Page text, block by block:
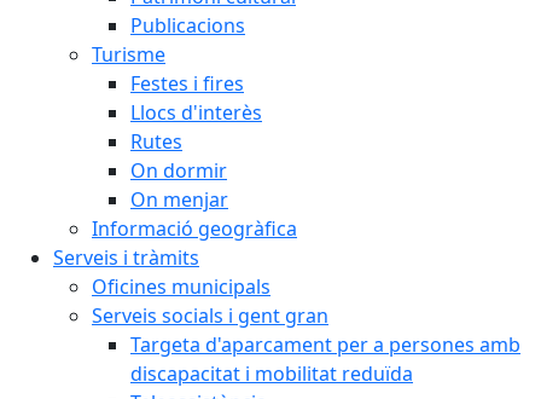
Publicacions
Turisme
Festes i fires
Llocs d'interès
Rutes
On dormir
On menjar
Informació geogràfica
Serveis i tràmits
Oficines municipals
Serveis socials i gent gran
Targeta d'aparcament per a persones amb
discapacitat i mobilitat reduïda